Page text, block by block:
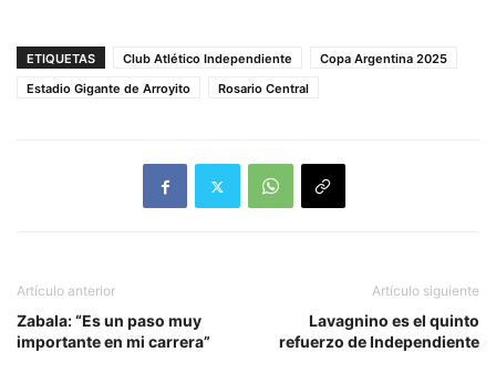
ETIQUETAS Club Atlético Independiente
Copa Argentina 2025
Estadio Gigante de Arroyito
Rosario Central
Artículo anterior
Zabala: “Es un paso muy
importante en mi carrera”
Artículo siguiente
Lavagnino es el quinto
refuerzo de Independiente